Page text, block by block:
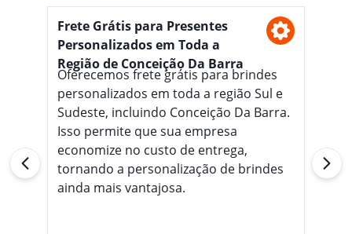
Frete Grátis para Presentes
Personalizados em Toda a
Região de Conceição Da Barra
Oferecemos frete grátis para brindes
personalizados em toda a região Sul e
Sudeste, incluindo Conceição Da Barra.
Isso permite que sua empresa
economize no custo de entrega,
tornando a personalização de brindes
ainda mais vantajosa.